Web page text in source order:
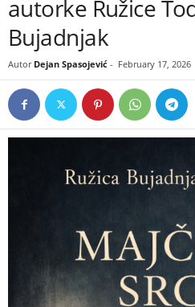
autorke Ružice
Bujadnjak
Autor Dejan Spasojević - February 17, 2026